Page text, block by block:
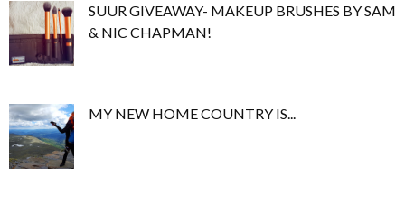
SUUR GIVEAWAY- MAKEUP BRUSHES BY SAM
& NIC CHAPMAN!
MY NEW HOME COUNTRY IS...